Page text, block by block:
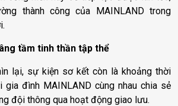
thành công của MAINLAND trong
tầm tinh thần tập thể
lại, sự kiện sơ kết còn là khoảng thời
đình MAINLAND cùng nhau chia sẻ
đội thông qua hoạt động giao lưu.